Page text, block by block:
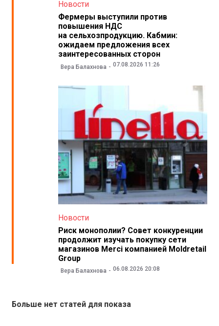
Новости
Фермеры выступили против
повышения НДС
на сельхозпродукцию. Кабмин:
ожидаем предложения всех
заинтересованных сторон
Вера Балахнова 07.08.2026 11:26
Новости
Риск монополии? Совет конкуренции
продолжит изучать покупку сети
магазинов Merci компанией Moldretail
Group
Вера Балахнова 06.08.2026 20:08
Больше нет статей для показа